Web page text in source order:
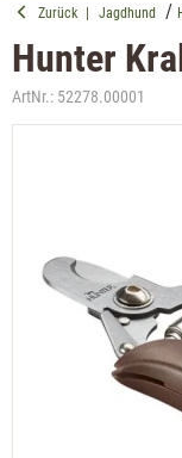
Zurück Jagdhund
Hunter
ArtNr.: 52278.00001